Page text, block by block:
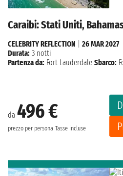
Caraibi: Stati Uniti,
da 496 €
prezzo per persona Tasse incluse
CELEBRITY REFLECTION
26 MAR 2027
Durata: 3 notti
Partenza da: Fort Lauderdale Sbarco: